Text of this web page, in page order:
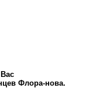
Флора-нова.